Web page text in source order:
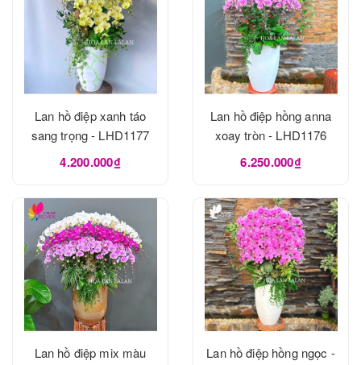
Lan hồ điệp xanh táo
sang trọng - LHD1177
4.200.000₫
Lan hồ điệp hồng anna
xoay tròn - LHD1176
6.250.000₫
Lan hồ điệp mix màu
Lan hồ điệp hồng ngọc -